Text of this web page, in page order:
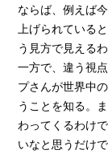
ならば、例えば
上げられている
う見方で見えるわ
一方で、違う視
プさんが世界中
うことを知る。
わってくるわけ
いなと思うだけ